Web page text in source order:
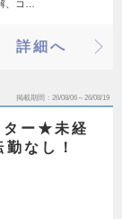
、コ…
詳細へ
掲載期間 26/08/06～26/08/19
ター★未経
なし！